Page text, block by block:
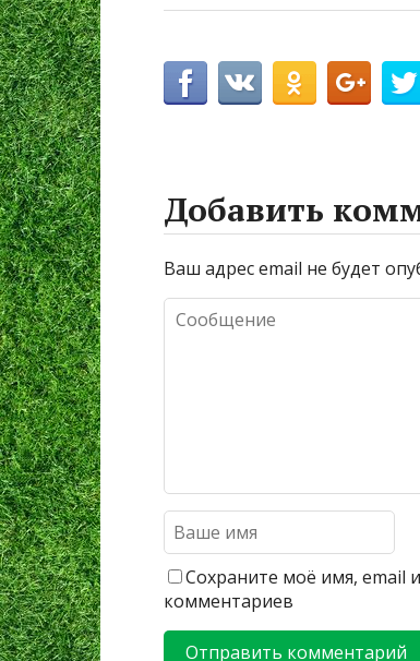
Добавить
Ваш адрес email не будет
Сохраните моё имя, email
комментариев